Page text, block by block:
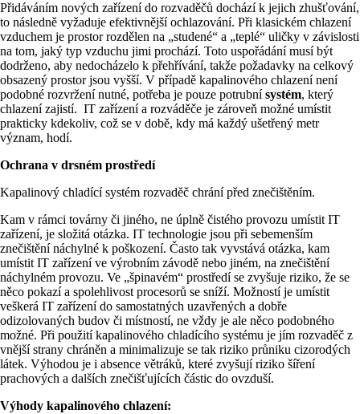
Přidáváním nových zařízení do rozvaděčů dochází k jejich zhušťování,
to následně vyžaduje efektivnější ochlazování. Při klasickém chlazení
vzduchem je prostor rozdělen na „studené“ a „teplé“ uličky v závislosti
na tom, jaký typ vzduchu jimi prochází. Toto uspořádání musí být
dodrženo, aby nedocházelo k přehřívání, takže požadavky na celkový
obsazený prostor jsou vyšší. V případě kapalinového chlazení není
podobné rozvržení nutné, potřeba je pouze potrubnísystém, který
chlazení zajistí. IT zařízení a rozváděče je zároveň možné umístit
prakticky kdekoliv, což se v době, kdy má každý ušetřený metr
význam, hodí.
Ochrana v drsném prostředí
Kapalinový chladící systém rozvaděč chrání před znečištěním.
Kam v rámci továrny či jiného, ne úplně čistého provozu umístit IT
zařízení, je složitá otázka. IT technologie jsou při sebemenším
znečištění náchylné k poškození. Často tak vyvstává otázka, kam
umístit IT zařízení ve výrobním závodě nebo jiném, na znečištění
náchylném provozu. Ve „špinavém“ prostředí se zvyšuje riziko, že se
něco pokazí a spolehlivost procesorů se sníží. Možností je umístit
veškerá IT zařízení do samostatných uzavřených a dobře
odizolovaných budov či místností, ne vždy je ale něco podobného
možné. Při použití kapalinového chladícího systému je jím rozvaděč z
vnější strany chráněn a minimalizuje se tak riziko průniku cizorodých
látek. Výhodou je i absence větráků, které zvyšují riziko šíření
prachových a dalších znečišťujících částic do ovzduší.
Výhody kapalinového chlazení: